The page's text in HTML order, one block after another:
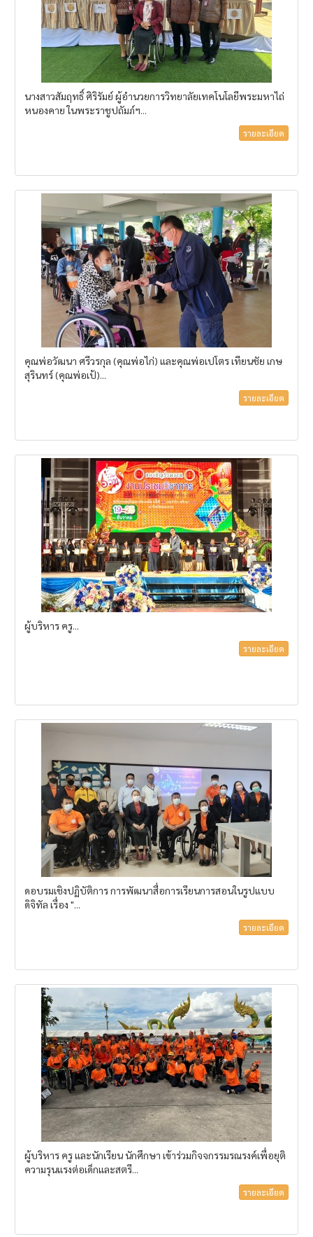
นางสาวสัมฤทธิ์ ศิริรัมย์ ผู้อำนวยการวิทยาลัยเทคโนโลยีพระมหาไถ่
หนองคาย ในพระราชูปถัมภ์ฯ...
รายละเอียด
คุณพ่อวัฒนา ศรีวรกุล (คุณพ่อไก่) และคุณพ่อเปโตร เทียนชัย เกษ
สุรินทร์ (คุณพ่อเป้)...
รายละเอียด
ผู้บริหาร ครู...
รายละเอียด
ดอบรมเชิงปฏิบัติการ การพัฒนาสื่อการเรียนการสอนในรูปแบบ
ดิจิทัล เรื่อง "...
รายละเอียด
ผู้บริหาร ครู และนักเรียน นักศึกษา เข้าร่วมกิจจกรรมรณรงค์เพื่อยุติ
ความรุนแรงต่อเด็กและสตรี...
รายละเอียด